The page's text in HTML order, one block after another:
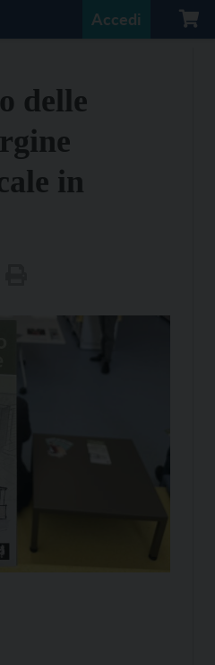
Accedi
delle
in